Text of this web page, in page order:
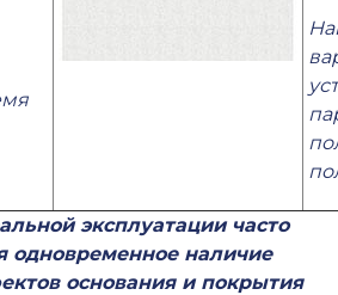
эксплуатации часто
одновременное наличие
основания и покрытия